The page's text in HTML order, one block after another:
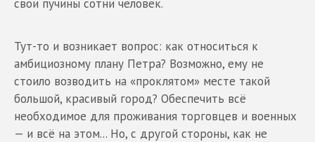
свои пучины сотни человек.
Тут-то и возникает вопрос: как относиться к
амбициозному плану Петра? Возможно, ему не
стоило возводить на «проклятом» месте такой
большой, красивый город? Обеспечить всё
необходимое для проживания торговцев и военных
— и всё на этом... Но, с другой стороны, как не